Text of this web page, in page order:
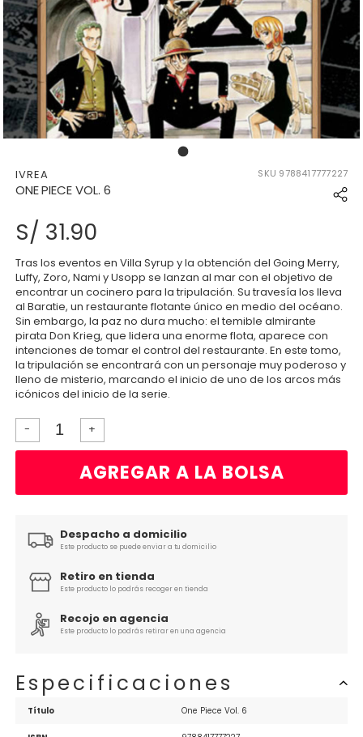
177352419518720_17735241953
IVREA SKU 9788417777227
ONE PIECE VOL. 6
S/ 31.90
Tras los eventos en Villa Syrup y la obtención del Going Merry,
Luffy, Zoro, Nami y Usopp se lanzan al mar con el objetivo de
encontrar un cocinero para la tripulación. Su travesía los lleva
al Baratie, un restaurante flotante único en medio del océano.
Sin embargo, la paz no dura mucho: el temible almirante
pirata Don Krieg, que lidera una enorme flota, aparece con
intenciones de tomar el control del restaurante. En este tomo,
la tripulación se encontrará con un personaje muy poderoso y
lleno de misterio, marcando el inicio de uno de los arcos más
icónicos del inicio de la serie.
- +
AGREGAR A LA BOLSA
Despacho a domicilio
Este producto se puede enviar a tu domicilio
Retiro en tienda
Este producto lo podrás recoger en tienda
Recojo en agencia
Este producto lo podrás retirar en una agencia
Especificaciones
Título One Piece Vol. 6